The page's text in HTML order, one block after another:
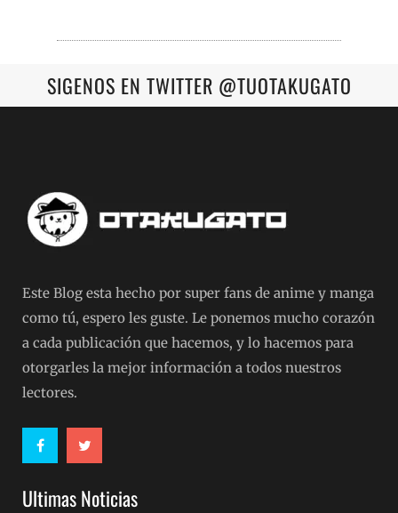
SIGENOS EN TWITTER @TUOTAKUGATO
Este Blog esta hecho por super fans de anime y manga
como tú, espero les guste. Le ponemos mucho corazón
a cada publicación que hacemos, y lo hacemos para
otorgarles la mejor información a todos nuestros
lectores.
Ultimas Noticias